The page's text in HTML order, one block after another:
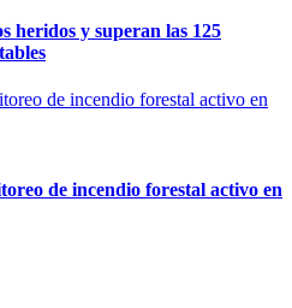
heridos y superan las 125
de incendio forestal activo en